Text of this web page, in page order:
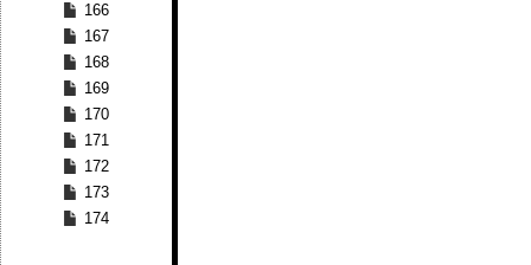
166
167
168
169
170
171
172
173
174